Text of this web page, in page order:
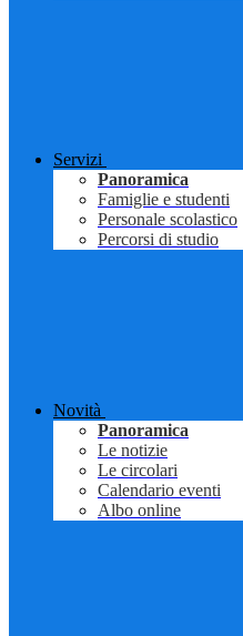
Servizi
Panoramica
Famiglie e studenti
Personale scolastico
Percorsi di studio
Novità
Panoramica
Le notizie
Le circolari
Calendario eventi
Albo online